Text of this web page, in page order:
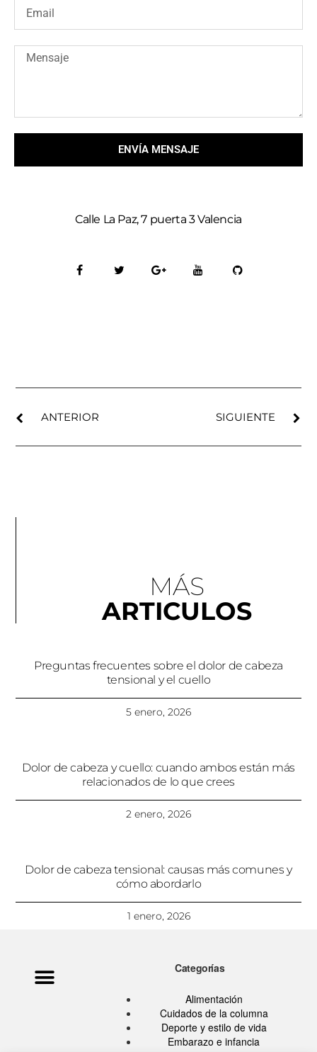
ENVÍA MENSAJE
Calle La Paz, 7 puerta 3 Valencia
ANTERIOR SIGUIENTE
MÁS
ARTICULOS
Preguntas frecuentes sobre el dolor de cabeza
tensional y el cuello
5 enero, 2026
Dolor de cabeza y cuello: cuando ambos están más
relacionados de lo que crees
2 enero, 2026
Dolor de cabeza tensional: causas más comunes y
cómo abordarlo
1 enero, 2026
Categorías
Alimentación
Cuidados de la columna
Deporte y estilo de vida
Embarazo e infancia